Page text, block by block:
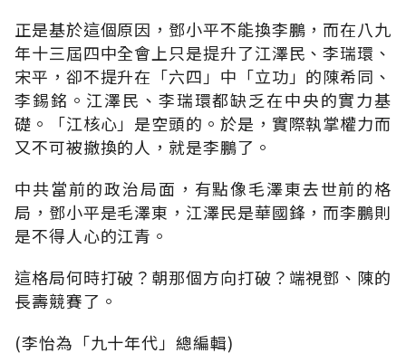
正是基於這個原因，鄧小平不能換李鵬，而在八九
年十三屆四中全會上只是提升了江澤民、李瑞環、
宋平，卻不提升在「六四」中「立功」的陳希同、
李錫銘。江澤民、李瑞環都缺乏在中央的實力基
礎。「江核心」是空頭的。於是，實際執掌權力而
又不可被撤換的人，就是李鵬了。
中共當前的政治局面，有點像毛澤東去世前的格
局，鄧小平是毛澤東，江澤民是華國鋒，而李鵬則
是不得人心的江青。
這格局何時打破？朝那個方向打破？端視鄧、陳的
長壽競賽了。
(李怡為「九十年代」總編輯)